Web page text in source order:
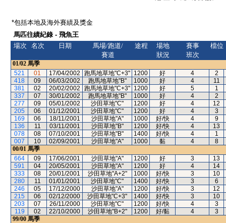
*包括本地及海外賽績及獎金
馬匹往績紀錄 - 飛魚王
場次
名次 日期
馬場/跑道/
賽道
途程
場地
狀況
賽事
班次
檔位
01/02 馬季
521
01 17/04/2002 跑馬地草地"C+3" 1200 好 4
2
418
09 06/03/2002 跑馬地草地"B" 1000 好 4
11
381
02 20/02/2002 跑馬地草地"C+3" 1200 好 5
1
337
07 30/01/2002 跑馬地草地"B" 1000 好 4
2
277
09 05/01/2002 沙田草地"C" 1200 好 4
12
205
06 01/12/2001 沙田草地"C" 1200 好 4
3
169
06 18/11/2001 沙田草地"A" 1000 好/快 4
9
136
11 03/11/2001 沙田草地"B" 1200 好/快 4
13
078
08 07/10/2001 沙田草地"B" 1400 好/快 4
1
007
10 02/09/2001 沙田草地"A" 1000 黏 4
8
00/01 馬季
664
09 17/06/2001 沙田草地"A" 1200 好 3
13
591
04 20/05/2001 沙田草地"A" 1200 好 4
14
333
08 20/01/2001 沙田草地"A+2" 1000 好/快 3
10
280
11 01/01/2001 沙田草地"C" 1400 好/快 3
6
246
05 17/12/2000 沙田草地"A" 1200 好/快 3
12
215
06 02/12/2000 沙田草地"C+3" 1400 好/快 3
10
203
07 26/11/2000 沙田草地"C" 1200 好/快 4
3
119
02 22/10/2000 沙田草地"B+2" 1200 好/黏 4
3
99/00 馬季